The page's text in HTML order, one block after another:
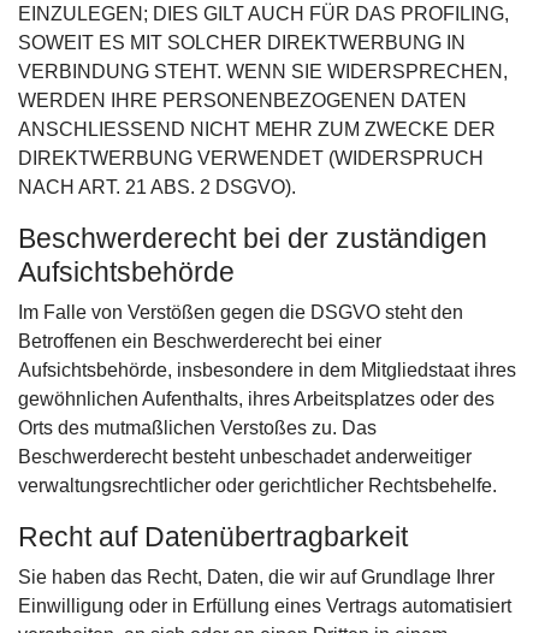
EINZULEGEN; DIES GILT AUCH FÜR DAS PROFILING,
SOWEIT ES MIT SOLCHER DIREKTWERBUNG IN
VERBINDUNG STEHT. WENN SIE WIDERSPRECHEN,
WERDEN IHRE PERSONENBEZOGENEN DATEN
ANSCHLIESSEND NICHT MEHR ZUM ZWECKE DER
DIREKTWERBUNG VERWENDET (WIDERSPRUCH
NACH ART. 21 ABS. 2 DSGVO).
Beschwerde­recht bei der zuständigen
Aufsichts­behörde
Im Falle von Verstößen gegen die DSGVO steht den
Betroffenen ein Beschwerderecht bei einer
Aufsichtsbehörde, insbesondere in dem Mitgliedstaat ihres
gewöhnlichen Aufenthalts, ihres Arbeitsplatzes oder des
Orts des mutmaßlichen Verstoßes zu. Das
Beschwerderecht besteht unbeschadet anderweitiger
verwaltungsrechtlicher oder gerichtlicher Rechtsbehelfe.
Recht auf Daten­übertrag­barkeit
Sie haben das Recht, Daten, die wir auf Grundlage Ihrer
Einwilligung oder in Erfüllung eines Vertrags automatisiert